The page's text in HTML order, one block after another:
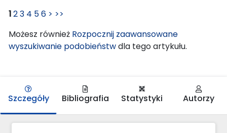
123 4 56 > >>
Możesz również Rozpocznij zaawansowane
wyszukiwanie podobieństwdla tego artykułu.
Szczegóły Bibliografia Statystyki Autorzy